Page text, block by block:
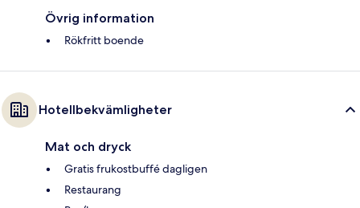
Övrig information
Rökfritt boende
Hotellbekvämligheter
Mat och dryck
Gratis frukostbuffé dagligen
Restaurang